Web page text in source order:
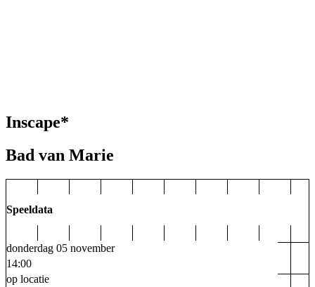
Inscape*
Bad van Marie
Speeldata
donderdag 05 november
14:00
op locatie